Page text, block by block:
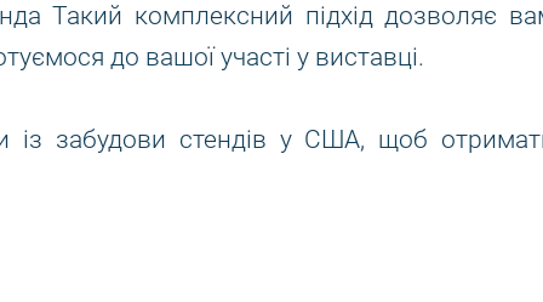
Такий комплексний підхід дозволяє
до вашої участі у виставці.
із забудови стендів у США, щоб